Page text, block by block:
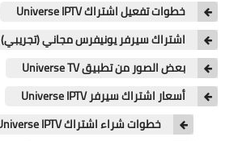
خطوات تفعيل اشتراك Universe IPTV
اشتراك سيرفر يونيفرس مجاني (تجريبي)
بعض الصور من تطبيق Universe TV
أسعار اشتراك سيرفر Universe IPTV
خطوات شراء اشتراك Universe IPTV